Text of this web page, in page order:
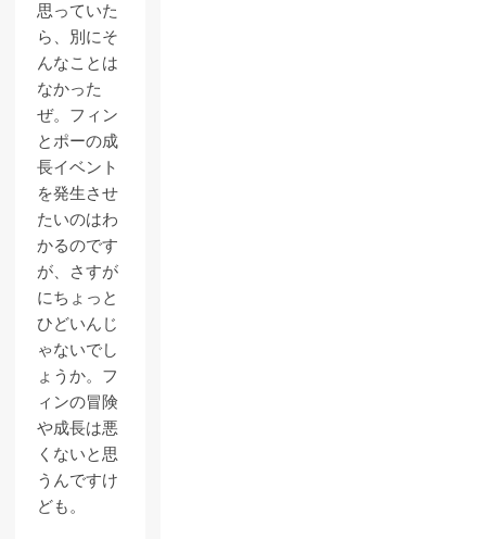
思っていた
ら、別にそ
んなことは
なかった
ぜ。フィン
とポーの成
長イベント
を発生させ
たいのはわ
かるのです
が、さすが
にちょっと
ひどいんじ
ゃないでし
ょうか。フ
ィンの冒険
や成長は悪
くないと思
うんですけ
ども。